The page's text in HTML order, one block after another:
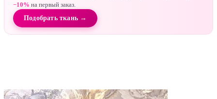
−10% на первый заказ.
Подобрать ткань →